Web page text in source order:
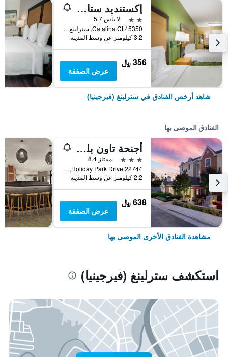
إكستنديد ستاي أميريكا سيليكت سويتس - واشنتن، دي ايس- سترلينج - دوليس
2 نجمتين
لا بأس 5.7
45350 Catalina Ct, سترلينغ (فيرجينيا), VA, الولايات المتحدة الأميريكية
3.2 كيلومتر عن وسط المدينة
356 ﷼
عرض الصفقة
شاهد أرخص الفنادق في سترلينغ (فيرجينيا)
الفنادق الموصى بها
أجنحة تاون بليس مطار دوليس
3 نجوم
ممتاز 8.4
22744 Holiday Park Drive, سترلينغ (فيرجينيا), VA, الولايات المتحدة الأميريكية
2.2 كيلومتر عن وسط المدينة
638 ﷼
عرض الصفقة
مشاهدة الفنادق الأخرى الموصى بها
استكشف سترلينغ (فيرجينيا)